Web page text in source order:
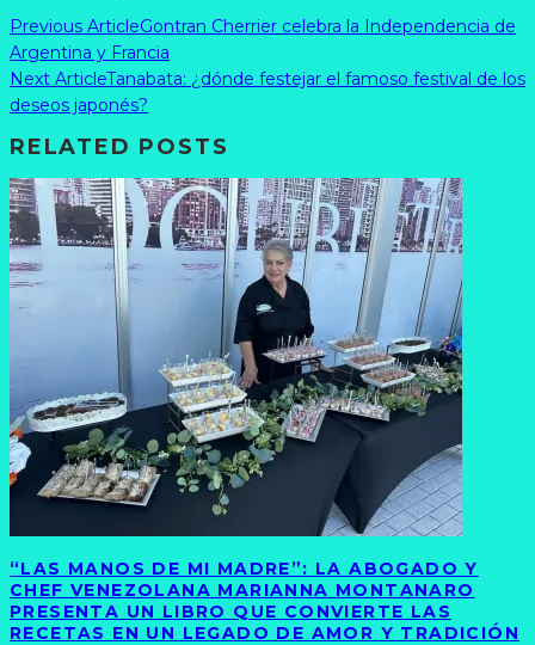
Previous ArticleGontran Cherrier celebra la Independencia de
Argentina y Francia
Next ArticleTanabata: ¿dónde festejar el famoso festival de los
deseos japonés?
RELATED POSTS
“LAS MANOS DE MI MADRE”: LA ABOGADO Y
CHEF VENEZOLANA MARIANNA MONTANARO
PRESENTA UN LIBRO QUE CONVIERTE LAS
RECETAS EN UN LEGADO DE AMOR Y TRADICIÓN